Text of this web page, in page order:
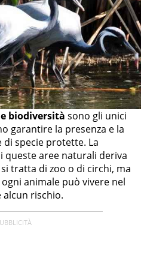
biodiversità sono gli unici
garantire la presenza e la
specie protette. La
aree naturali deriva
tratta di zoo o di circhi, ma
animale può vivere nel
rischio.